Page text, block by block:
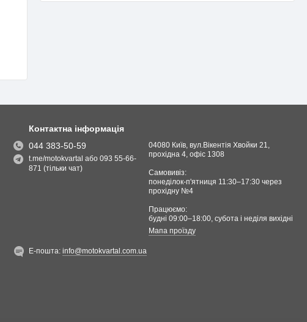
Контактна інформація
044 383-50-59
t.me/motokvartal або 093 55-66-
871 (тільки чат)
04080 Київ, вул.Вікентія Хвойки 21,
прохідна 4, офіс 1308
Самовивіз:
понеділок-п'ятниця 11:30–17:30 через
прохідну №4
Працюємо:
будні 09:00–18:00, cубота і неділя вихідні
Мапа проїзду
Е-пошта:info@motokvartal.com.ua